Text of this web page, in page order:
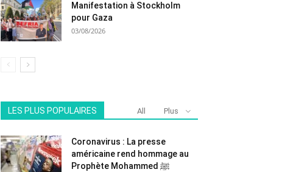
Manifestation à Stockholm
pour Gaza
03/08/2026
LES PLUS POPULAIRES All Plus
Coronavirus : La presse
américaine rend hommage au
Prophète Mohammed ﷺ